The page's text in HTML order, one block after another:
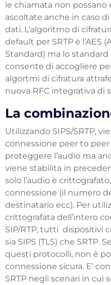
le chiamata non
ascoltate anche in caso
dati. L’algoritmo di
default per SRTP è l’AES
Standard) ma lo
consente di accogliere
algortmi di cifratura
nuova RFC integrativa di
La
Utilizzando SIPS/SRTP,
connessione peer to
proteggere l’audio ma
viene stabilita in
solo l’audio è
connessione (il numero
destinatario ecc). Per
crittografata dell’intero
SIP/RTP, tutti dispositivi
sia SIPS (TLS) che SRTP.
questi protocolli, non è
connessione sicura. E’
SRTP negli scenari in cui